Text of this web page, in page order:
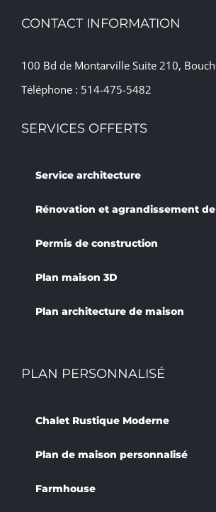
CONTACT INFORMATION
100 Bd de Montarville Suite 210,
Téléphone : 514-475-5482
SERVICES OFFERTS
Service architecture
Rénovation et agrandissement
Permis de construction
Plan maison 3D
Plan architecture de maison
PLAN PERSONNALISÉ
Chalet Rustique Moderne
Plan de maison personnalisé
Farmhouse